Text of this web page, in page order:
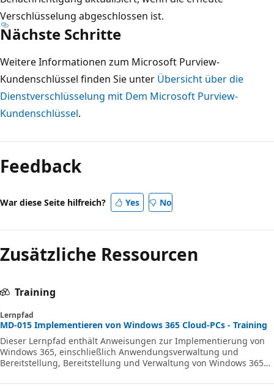
Verschlüsselung abgeschlossen ist.
Nächste Schritte
Weitere Informationen zum Microsoft Purview-
Kundenschlüssel finden Sie unter Übersicht über die
Dienstverschlüsselung mit Dem Microsoft Purview-
Kundenschlüssel.
Feedback
War diese Seite hilfreich? Yes No
Zusätzliche Ressourcen
Training
Lernpfad
MD-015 Implementieren von Windows 365 Cloud-PCs - Training
Dieser Lernpfad enthält Anweisungen zur Implementierung von
Windows 365, einschließlich Anwendungsverwaltung und
Bereitstellung, Bereitstellung und Verwaltung von Windows 365